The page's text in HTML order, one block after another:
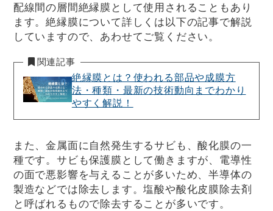
配線間の層間絶縁膜として使用されることもあり
ます。絶縁膜について詳しくは以下の記事で解説
していますので、あわせてご覧ください。
関連記事
絶縁膜とは？使われる部品や成膜方
法・種類・最新の技術動向までわかり
やすく解説！
また、金属面に自然発生するサビも、酸化膜の一
種です。サビも保護膜として働きますが、電導性
の面で悪影響を与えることが多いため、半導体の
製造などでは除去します。塩酸や酸化皮膜除去剤
と呼ばれるもので除去することが多いです。